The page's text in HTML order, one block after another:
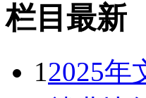
栏目最新
1 2025年